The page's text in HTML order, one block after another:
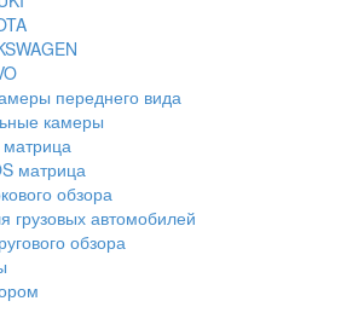
переднего вида
камеры
матрица
обзора
грузовых автомобилей
обзора